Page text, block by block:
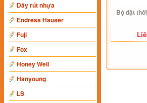
Dây rút nhựa
Endress Hauser
Fuji
Fox
Honey Well
Hanyoung
LS
Bộ đặt